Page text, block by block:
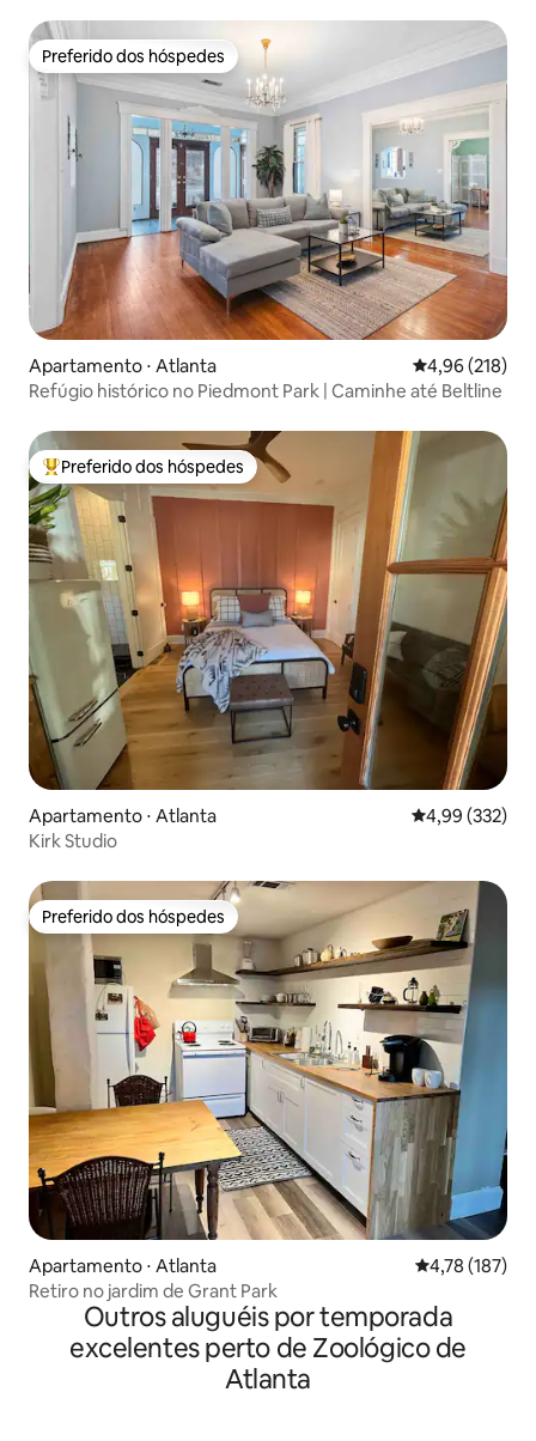
Preferido dos hóspedes
Preferido dos hóspedes
Apartamento ⋅ Atlanta 4,96 de uma
4,96 (218)
Refúgio histórico no Piedmont Park | Caminhe até Beltline
Entre os melhores preferidos dos hóspedes
Preferido dos hóspedes
Apartamento ⋅ Atlanta 4,99 de uma
4,99 (332)
Kirk Studio
Preferido dos hóspedes
Preferido dos hóspedes
Apartamento ⋅ Atlanta 4,78 de uma
4,78 (187)
Retiro no jardim de Grant Park
Outros aluguéis por temporada
excelentes perto de Zoológico de
Atlanta